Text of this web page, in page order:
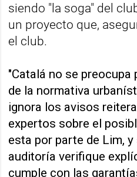
siendo "la soga" del
un proyecto que,
el club.
"Catalá no se
de la normativa
ignora los avisos
expertos sobre el
esta por parte de Lim,
auditoría verifique
cumple con las